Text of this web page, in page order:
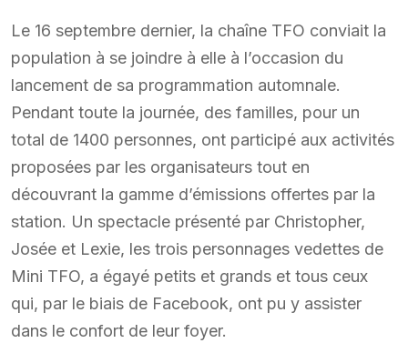
Le 16 septembre dernier, la chaîne TFO conviait la
population à se joindre à elle à l’occasion du
lancement de sa programmation automnale.
Pendant toute la journée, des familles, pour un
total de 1400 personnes, ont participé aux activités
proposées par les organisateurs tout en
découvrant la gamme d’émissions offertes par la
station. Un spectacle présenté par Christopher,
Josée et Lexie, les trois personnages vedettes de
Mini TFO, a égayé petits et grands et tous ceux
qui, par le biais de Facebook, ont pu y assister
dans le confort de leur foyer.